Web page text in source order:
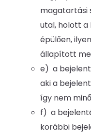
magatartási
utal, holott a
épülően,
állapított
e) a
aki a
így nem
f) a
korábbi